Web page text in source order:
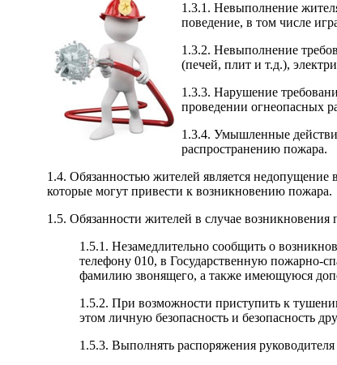
1.3.1. Невыполнение
поведение, в том числе
1.3.2. Невыполнение
(печей, плит и т.д.),
1.3.3. Нарушение
проведении огнеопасных
1.3.4. Умышленные
распространению пожара.
1.4. Обязанностью жителей является
которые могут привести к возникновению пожара.
1.5. Обязанности жителей в случае возникновения
1.5.1. Незамедлительно сообщить о
телефону 010, в Государственную пожарно-
фамилию звонящего, а также имеющуюся
1.5.2. При возможности приступить к
этом личную безопасность и безопасность
1.5.3. Выполнять распоряжения